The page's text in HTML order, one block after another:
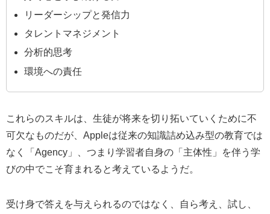
リーダーシップと発信力
タレントマネジメント
分析的思考
環境への責任
これらのスキルは、生徒が将来を切り拓いていくために不
可欠なものだが、Appleは従来の知識詰め込み型の教育では
なく「Agency」、つまり学習者自身の「主体性」を伴う学
びの中でこそ育まれると考えているようだ。
受け身で答えを与えられるのではなく、自ら考え、試し、